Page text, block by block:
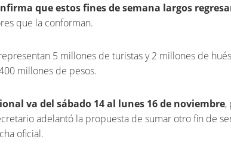
que estos fines de semana largos
que la conforman.
5 millones de turistas y 2 millones de
millones de pesos.
va del sábado 14 al lunes 16 de noviembre,
adelantó la propuesta de sumar otro fin de
oficial.